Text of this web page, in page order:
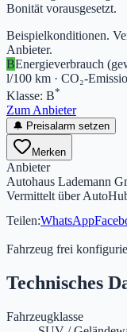
Bonität vorausgesetzt.
Beispielkonditionen.
Anbieter.
BEnergieverbrauch
l/100 km · CO₂-
Klasse: B*
Zum Anbieter
🔔 Preisalarm setzen
Merken
Anbieter
Autohaus Lademann
Vermittelt über
Teilen:WhatsApp
Fahrzeug frei
Technisches
Fahrzeugklasse